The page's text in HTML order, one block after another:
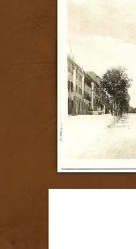
Vorderseite